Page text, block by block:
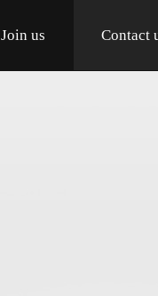
Join us Contact